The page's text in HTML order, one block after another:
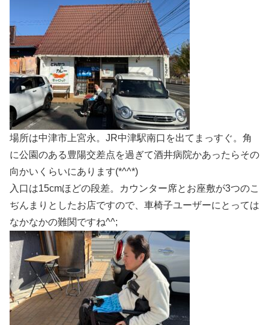
場所は中津市上宮永。JR中津駅南口を出てまっすぐ。角
に公園のある豊陽交差点を過ぎて酒井病院かあったらその
向かいくらいにあります(*^^*)
入口は15cmほどの段差。カウンター席とお座敷が3つのこ
ぢんまりとしたお店ですので、車椅子ユーザーにとっては
なかなかの難関ですね^^;